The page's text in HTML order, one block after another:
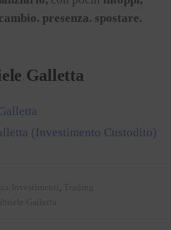
cambio. presenza. spostare.
Galletta
(Investimento Custodito)
,